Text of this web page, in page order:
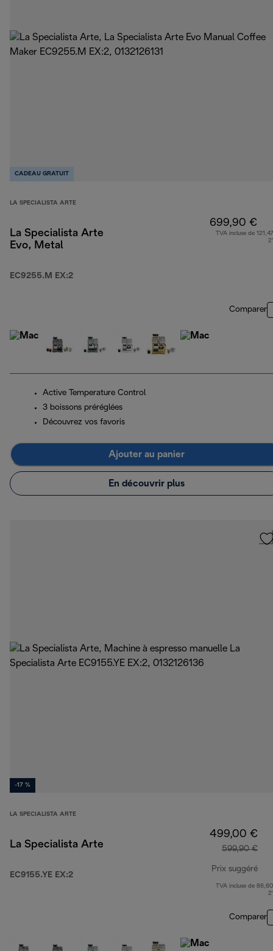
CADEAU GRATUIT
LA SPECIALISTA ARTE
La Specialista Arte
Evo, Metal
EC9255.M EX:2
699,90 €
TVA incluse de
Comparer
Active Temperature Control
3 boissons préréglées
Découvrez vos favoris
Ajouter au panier
En découvrir plus
-17 %
LA SPECIALISTA ARTE
La Specialista Arte
EC9155.YE EX:2
499,00 €
599,90 €
Prix suggéré
TVA incluse de
Comparer